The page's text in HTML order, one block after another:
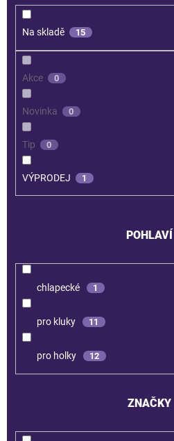
Na skladě 15
Akce 0
Novinka 0
Tip 0
VÝPRODEJ 1
ZNAČKY
POHLAVÍ
chlapecké 1
pro kluky 11
pro holky 12